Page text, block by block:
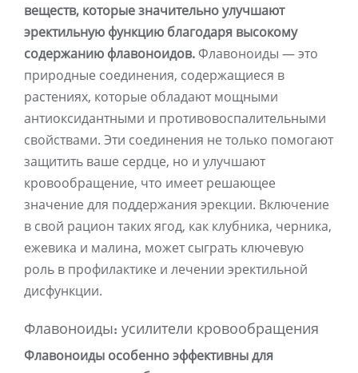
веществ, которые значительно улучшают
эректильную функцию благодаря высокому
содержанию флавоноидов. Флавоноиды — это
природные соединения, содержащиеся в
растениях, которые обладают мощными
антиоксидантными и противовоспалительными
свойствами. Эти соединения не только помогают
защитить ваше сердце, но и улучшают
кровообращение, что имеет решающее
значение для поддержания эрекции. Включение
в свой рацион таких ягод, как клубника, черника,
ежевика и малина, может сыграть ключевую
роль в профилактике и лечении эректильной
дисфункции.
Флавоноиды: усилители кровообращения
Флавоноиды особенно эффективны для